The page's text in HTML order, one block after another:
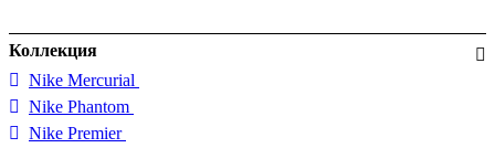
Коллекция
Nike Mercurial
Nike Phantom
Nike Premier